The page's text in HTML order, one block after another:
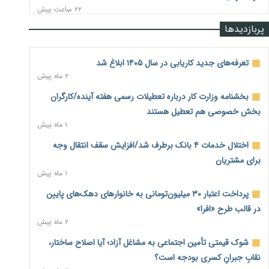
۲۲ ساعت پیش
رشد ۷۵ هزار میلیاردی بازار خرید اعتباری؛ فین‌تک‌ها وارد میدان
۲۳ ساعت پیش
آغاز اجرای پایلوت «ردا کارت» برای دانشجویان تحصیلات تکمیلی
محدودیت تازه برای شبکه بانکی؛ افزایش سپرده قانونی با هدف
کنترل تورم
ترمز تولید خودرو کشیده شد؛ افت ۲۵ درصدی تیراژ ایران‌خودرو،
سایپا و پارس‌خودرو
بنگاه‌داری بانک‌ها؛ مانع بزرگ خانه‌دار شدن مستأجران
پربازدیدها
تعرفه‌های جدید کاریابی در سال ۱۴۰۵ ابلاغ شد
۲ ماه پیش
بخشنامه وزارت کار درباره تعطیلات رسمی هفته آینده/کارگران
بخش خصوصی هم تعطیل هستند
۱ ماه پیش
اختلال خدمات ۴ بانک برطرف شد/افزایش سقف انتقال وجه
برای مشتریان
۱ ماه پیش
پرداخت اعتبار ۳۰ میلیون‌تومانی به خانوارهای دهک‌های پایین
در قالب طرح «افرا»
۲ ماه پیش
شوک قیمتی تأمین اجتماعی به مشاغل آزاد؛ آیا اصلاح ساختار،
نقابِ جبرانِ کسری بودجه است؟